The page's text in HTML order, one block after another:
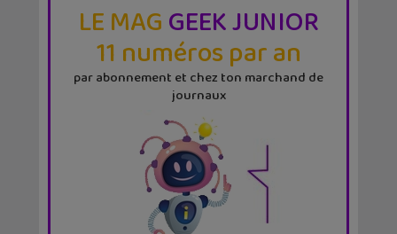
LE MAGGEEK JUNIOR
11 numéros par an
par abonnement et chez ton marchand de
journaux